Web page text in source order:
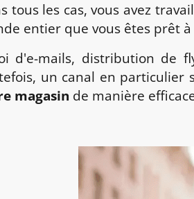
tous les cas, vous avez
entier que vous êtes prêt
d'e-mails, distribution de
un canal en
magasin de manière